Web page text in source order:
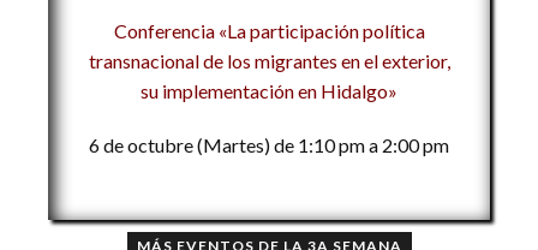
Conferencia «La participación política
transnacional de los migrantes en el exterior,
su implementación en Hidalgo»
6 de octubre (Martes) de 1:10 pm a 2:00 pm
MÁS EVENTOS DE LA 3A SEMANA